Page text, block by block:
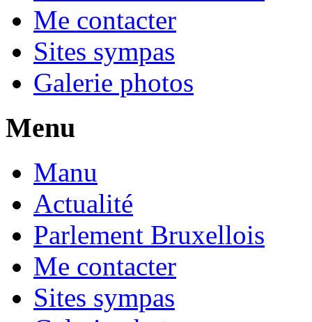
Me contacter
Sites sympas
Galerie photos
Menu
Manu
Actualité
Parlement Bruxellois
Me contacter
Sites sympas